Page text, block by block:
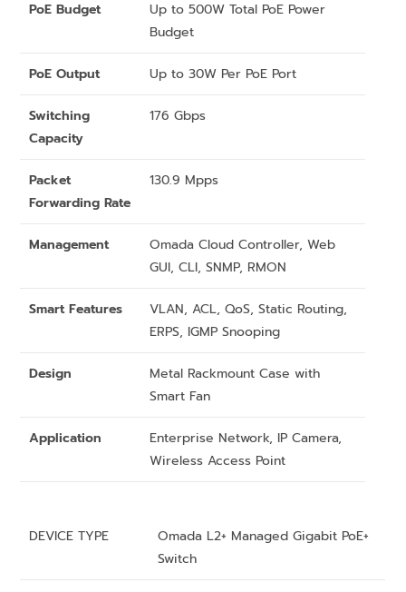
PoE Budget
Up to 500W Total PoE Power
Budget
PoE Output Up to 30W Per PoE Port
Switching
Capacity
176 Gbps
Packet
Forwarding Rate
130.9 Mpps
Management
Omada Cloud Controller, Web
GUI, CLI, SNMP, RMON
Smart Features
VLAN, ACL, QoS, Static Routing,
ERPS, IGMP Snooping
Design
Metal Rackmount Case with
Smart Fan
Application
Enterprise Network, IP Camera,
Wireless Access Point
DEVICE TYPE
Omada L2+ Managed Gigabit PoE+
Switch